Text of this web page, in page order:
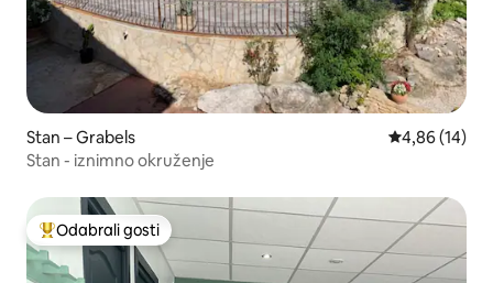
Stan – Grabels Prosječna
4,86 (14)
Stan - iznimno okruženje
Među najviše rangiranima s oznakom „Odabrali gosti”
Odabrali gosti